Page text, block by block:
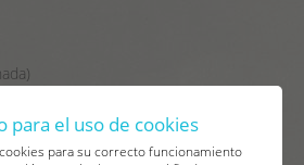
para el uso de cookies
para su correcto funcionamiento